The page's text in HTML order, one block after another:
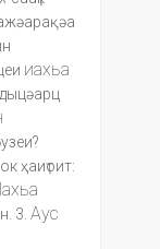
иахьа
дыцәарц
ҳаиҭоит:
3. Аус